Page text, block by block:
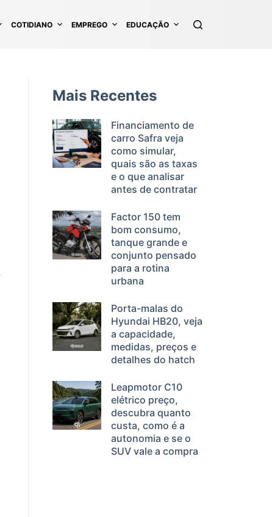
COTIDIANO EMPREGO EDUCAÇÃO
Mais Recentes
Financiamento de
carro Safra veja
como simular,
quais são as taxas
e o que analisar
antes de contratar
Factor 150 tem
bom consumo,
tanque grande e
conjunto pensado
para a rotina
urbana
Porta-malas do
Hyundai HB20, veja
a capacidade,
medidas, preços e
detalhes do hatch
Leapmotor C10
elétrico preço,
descubra quanto
custa, como é a
autonomia e se o
SUV vale a compra